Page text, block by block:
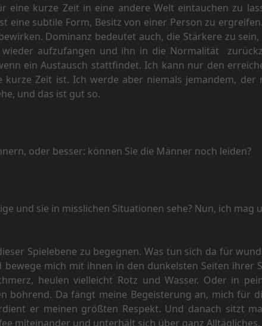
eine kurze Zeit in eine andere Welt eintauchen zu
eine subtile Form, Besitz von einer Person zu
Dominanz bedeutet auch, die Stärkere zu
aufzufangen und ihn in die Normalität
ein Austausch stattfindet. Ich kann nur den
Zeit ist. Ich werde aber niemals jemandem,
und das ist gut so.
oder besser: können Sie die Männer noch leiden?
und sie in misslichen Situationen sehe? Nun, ich mag
Spielebene zu begegnen. Was tun sich da für
mich mit ihnen in den dunkelsten Seiten ihrer
heulen vielleicht Rotz und Wasser. Oder in
bohrend. Da fängt meine Begeisterung an, mich für
er meinen größten Respekt. Und danach sitzt
miteinander und unterhält sich über ganz Alltägliches.